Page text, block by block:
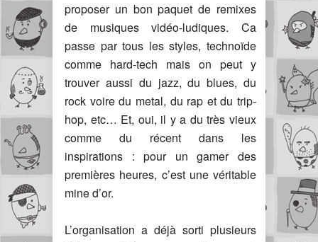
proposer un bon paquet de remixes
de musiques vidéo-ludiques. Ca
passe par tous les styles, technoïde
comme hard-tech mais on peut y
trouver aussi du jazz, du blues, du
rock voire du metal, du rap et du trip-
hop, etc… Et, oui, il y a du très vieux
comme du récent dans les
inspirations : pour un gamer des
premières heures, c’est une véritable
mine d’or.
L’organisation a déjà sorti plusieurs